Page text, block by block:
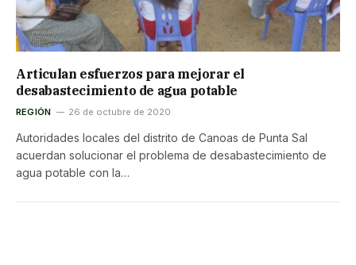
Articulan esfuerzos para mejorar el
desabastecimiento de agua potable
REGIÓN 26 de octubre de 2020
Autoridades locales del distrito de Canoas de Punta Sal
acuerdan solucionar el problema de desabastecimiento de
agua potable con la…